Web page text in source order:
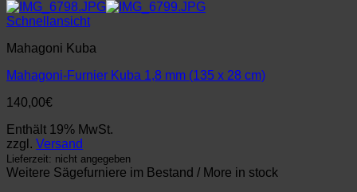
Schnellansicht
Mahagoni Kuba
Mahagoni-Furnier Kuba 1,8 mm (135 x 28 cm)
140,00€
Enthält 19% MwSt.
zzgl. Versand
Lieferzeit: nicht angegeben
Weitere Sägefurniere im Bestand / More in stock